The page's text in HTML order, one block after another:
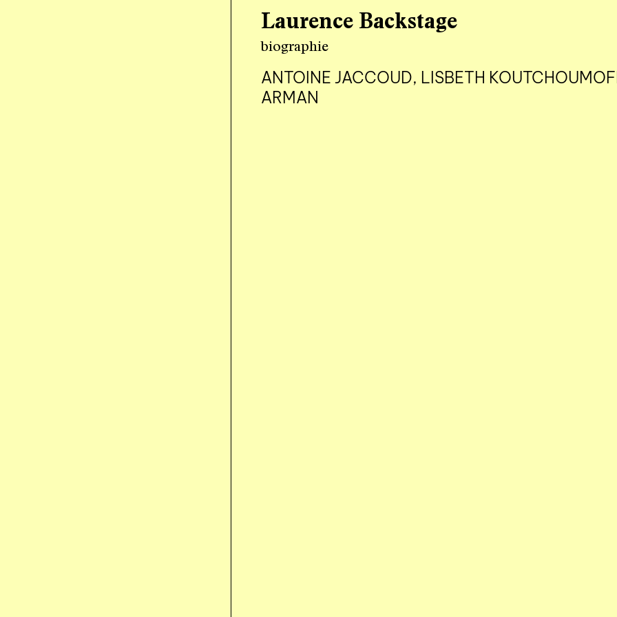
Laurence Backstage
biographie
ANTOINE JACCOUD, LISBETH
ARMAN